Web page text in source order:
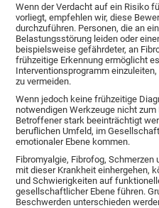
Wenn der Verdacht auf ein Risiko
vorliegt, empfehlen wir, diese
durchzuführen. Personen, die an
Belastungsstörung leiden oder
beispielsweise gefährdeter, an
frühzeitige Erkennung ermöglicht
Interventionsprogramm
zu vermeiden.
Wenn jedoch keine frühzeitige
notwendigen Werkzeuge nicht
Betroffener stark beeinträchtigt
beruflichen Umfeld, im
emotionaler Ebene kommen.
Fibromyalgie, Fibrofog,
mit dieser Krankheit einhergehen,
und Schwierigkeiten auf
gesellschaftlicher Ebene führen.
Beschwerden unterschieden